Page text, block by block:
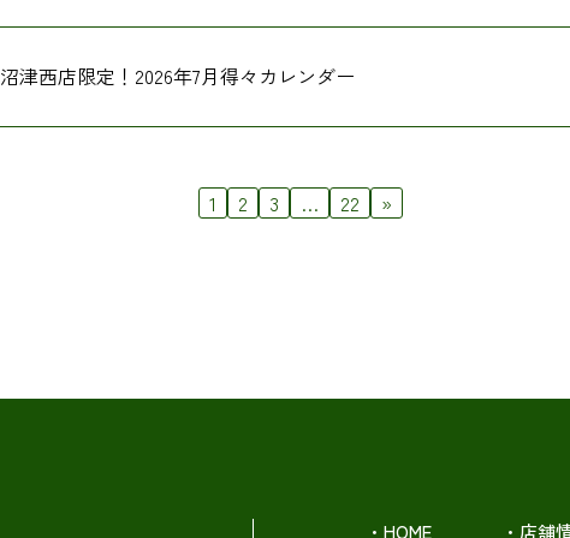
沼津西店限定！2026年7月得々カレンダー
1 2 3 … 22 »
・HOME ・店舗